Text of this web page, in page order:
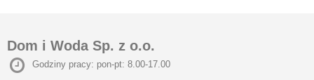
Dom i Woda Sp. z o.o.
Godziny pracy: pon-pt: 8.00-17.00